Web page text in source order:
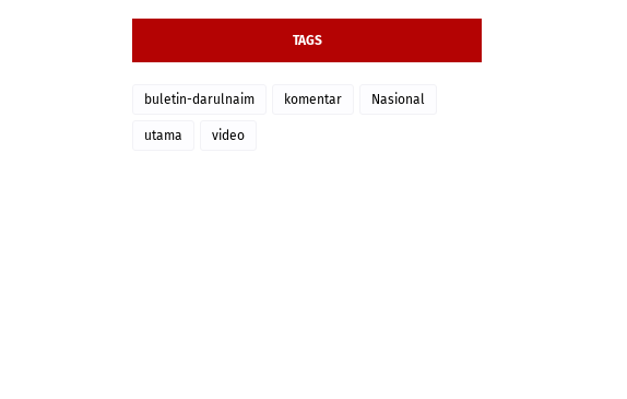
TAGS
buletin-darulnaim komentar Nasional
utama video